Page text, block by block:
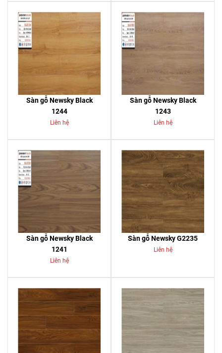
Sàn gỗ Newsky Black
1244
Liên hệ
Sàn gỗ Newsky Black
1243
Liên hệ
Sàn gỗ Newsky Black
1241
Liên hệ
Sàn gỗ Newsky G2235
Liên hệ